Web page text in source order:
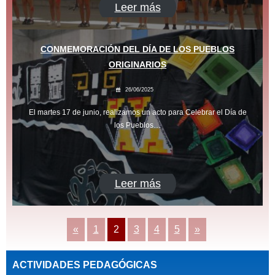
Leer más
CONMEMORACIÓN DEL DÍA DE LOS PUEBLOS
ORIGINARIOS
26/06/2025
El martes 17 de junio, realizamos un acto para Celebrar el Día de
los Pueblos…
Leer más
« 1 2 3 4 5 »
ACTIVIDADES PEDAGÓGICAS